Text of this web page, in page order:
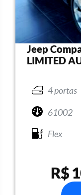
Jeep
LIMITED
4 portas
61002
Flex
R$